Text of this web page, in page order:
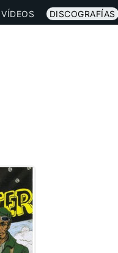
VÍDEOS DISCOGRAFÍAS